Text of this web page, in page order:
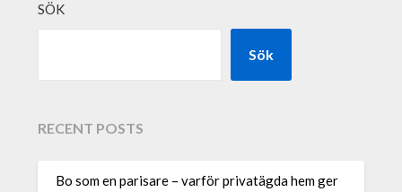
SÖK
Sök
RECENT POSTS
Bo som en parisare – varför privatägda hem ger